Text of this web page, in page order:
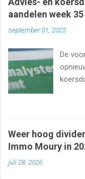
aandelen week
september 01, 2025
De
Weer hoog
Immo Moury in
juli 28, 2026